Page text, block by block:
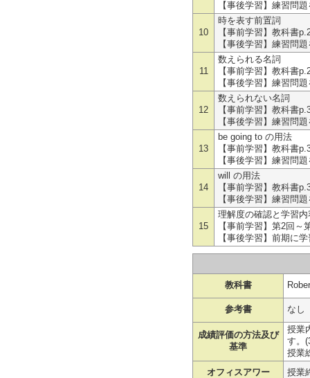
【事後学習】練習問
10
時を表す前置詞
【事前学習】教科書
【事後学習】練習問
11
数えられる名詞
【事前学習】教科書
【事後学習】練習問
12
数えられない名詞
【事前学習】教科書
【事後学習】練習問
13
be going to の用法
【事前学習】教科書
【事後学習】練習問
14
will の用法
【事前学習】教科書
【事後学習】練習問
15
理解度の確認と学習
【事前学習】第2回
【事後学習】前期に
教科書
参考書 なし
成績評価の方法及び
基準
授業
す。
授業
オフィスアワー
授業